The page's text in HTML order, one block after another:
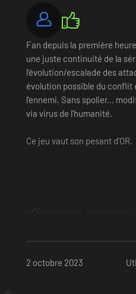
Fan depuis la première
une juste continuité de la
l'évolution/escalade des
évolution possible du conflit
l'ennemi. Sans spolier...
via virus de l'humanité.
Ce jeu vaut son pesant d'OR.
2 octobre 2023